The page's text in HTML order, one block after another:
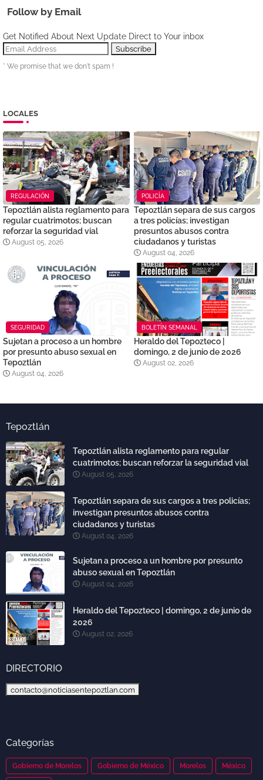
Follow by Email
Get Notified About Next Update Direct to Your inbox
* We promise that we don't spam !
LOCALES
REGULACIÓN
Tepoztlán alista reglamento para
regular cuatrimotos; buscan
reforzar la seguridad vial
August 05, 2026
POLICÍA
Tepoztlán separa de sus cargos
a tres policías; investigan
presuntos abusos contra
ciudadanos y turistas
August 04, 2026
SEGURIDAD
Sujetan a proceso a un hombre
por presunto abuso sexual en
Tepoztlán
August 04, 2026
BOLETÍN SEMANAL
Heraldo del Tepozteco |
domingo, 2 de junio de 2026
August 02, 2026
Tepoztlán
Tepoztlán alista reglamento para regular
cuatrimotos; buscan reforzar la seguridad vial
August 05, 2026
Tepoztlán separa de sus cargos a tres policías;
investigan presuntos abusos contra
ciudadanos y turistas
August 04, 2026
Sujetan a proceso a un hombre por presunto
abuso sexual en Tepoztlán
August 04, 2026
Heraldo del Tepozteco | domingo, 2 de junio de
2026
August 02, 2026
DIRECTORIO
contacto@noticiasentepoztlan.com
Categorías
Gobierno de Morelos Gobierno de México Morelos México